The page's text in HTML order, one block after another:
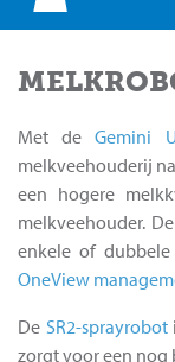
Met deGemini
melkveehouderij
een hogere
melkveehouder.
enkele of
OneView
De SR2-sprayrobot
zorgt voor een nog